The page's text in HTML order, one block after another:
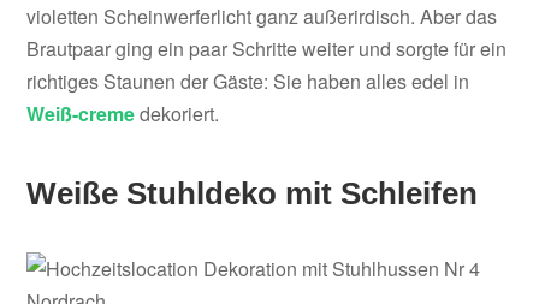
violetten Scheinwerferlicht ganz außerirdisch. Aber das
Brautpaar ging ein paar Schritte weiter und sorgte für ein
richtiges Staunen der Gäste: Sie haben alles edel in
Weiß-cremedekoriert.
Weiße Stuhldeko mit Schleifen